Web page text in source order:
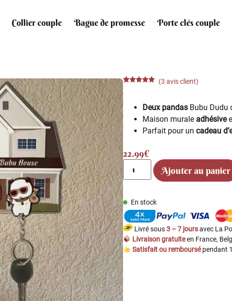
Collier couple Bague de promesse Porte clés couple
notations
(3 avis client)
Deux pandas Bubu Dudu
Maison murale adhésive
Parfait pour un cadeau
22.99€
Ajouter au panier
En stock
Livré sous3 – 7 joursavec La
Livraison gratuiteen France,
Satisfait ou remboursépendant